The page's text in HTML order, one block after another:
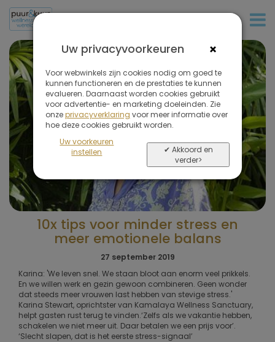
10x tips voor minder stress en
meer emotionele balans
27 september 2019
Karina: 'We leven snel. We staan bloot aan enorm veel prikkels.
En we willen werk en gezin gewoon combineren. Geen wonder
dat steeds meer vrouwen last hebben van stevige stress.'
Karina Stewart, oprichtster van Kamalaya Wellness Sanctuary,
helpt gasten rust terug te vinden.‘Zelfs als we vakantie hebben,
schakelen we niet meer uit. Daar betalen we een prijs voor’.
‘Slecht slapen, dat is het eerste stress-signaal’
×
Uw privacyvoorkeuren
Voor webwinkels zijn cookies nodig om goed te
kunnen functioneren en de prestaties te kunnen
evalueren. Daarnaast worden cookies gebruikt
voor advertentie- en marketing doeleinden. Zie
onzeprivacyverklaring voor meer informatie over
hoe deze cookies gebruikt worden.
Uw voorkeuren
instellen
✔ Akkoord en
verder>